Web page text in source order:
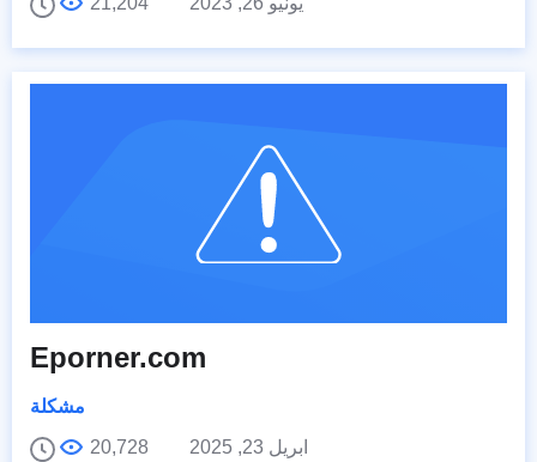
Eporner.com
مشكلة
ابريل 23, 2025
20,728